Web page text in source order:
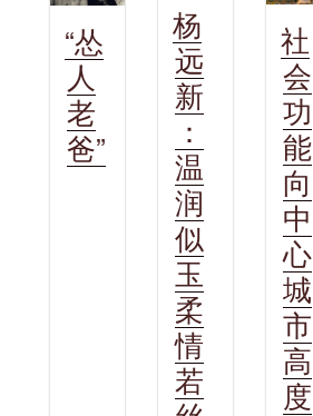
“怂
人
老
爸”
杨
远
新
：
温
润
似
玉
柔
情
若
社
会
功
能
向
中
心
城
市
高
度